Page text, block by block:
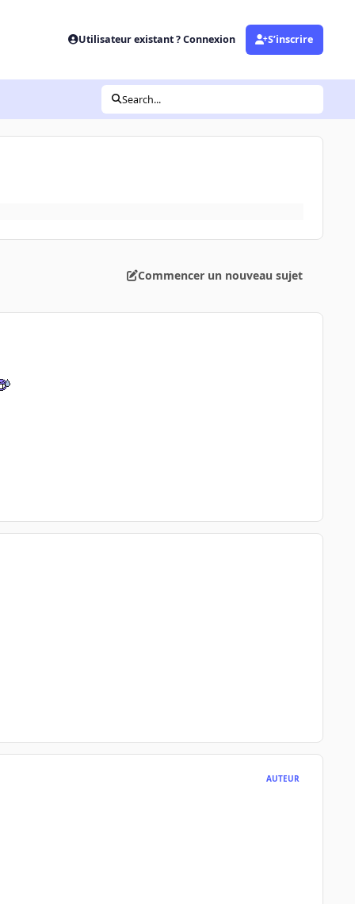
Utilisateur existant ? Connexion S’inscrire
Search...
Commencer un nouveau sujet
AUTEUR